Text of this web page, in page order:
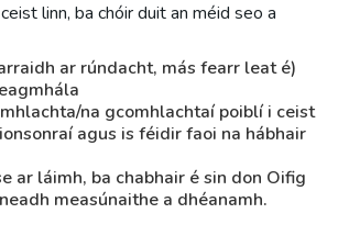
linn, ba chóir duit an méid seo a
ar rúndacht, más fearr leat é)
na gcomhlachtaí poiblí i ceist
agus is féidir faoi na hábhair
ar láimh, ba chabhair é sin don Oifig
measúnaithe a dhéanamh.